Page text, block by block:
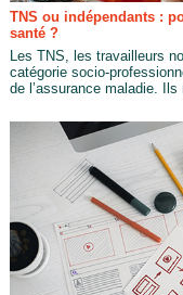
TNS ou indépendants :
santé ?
Les TNS, les travailleurs
catégorie socio-
de l’assurance maladie.